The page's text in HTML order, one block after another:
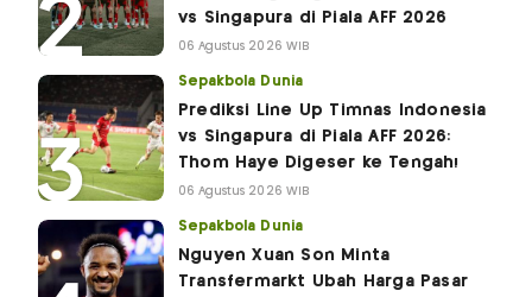
vs Singapura di Piala AFF 2026
06 Agustus 2026 WIB
Sepakbola Dunia
Prediksi Line Up Timnas Indonesia
vs Singapura di Piala AFF 2026:
Thom Haye Digeser ke Tengah!
06 Agustus 2026 WIB
Sepakbola Dunia
Nguyen Xuan Son Minta
Transfermarkt Ubah Harga Pasar